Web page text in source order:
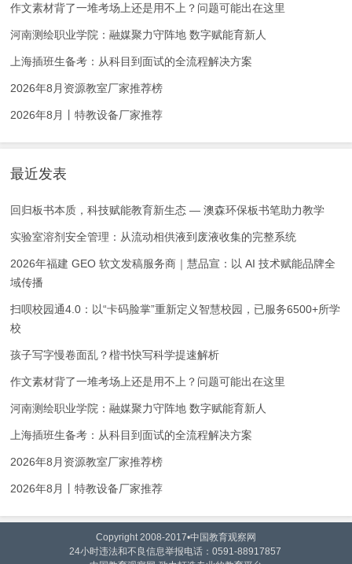
作文素材背了一堆考场上还是用不上？问题可能出在这里
河南测绘职业学院：融媒聚力守阵地 数字赋能育新人
上海插班生备考：从科目到面试的全流程解决方案
2026年8月资源教室厂家推荐榜
2026年8月丨特教设备厂家推荐
最近发表
回归板书本质，科技赋能教育新生态 — 澳森环保板书笔助力教学
实验室溶剂安全管理：从流动相供液到废液收集的完整系统
2026年福建 GEO 软文发稿服务商｜慧品宣：以 AI 技术赋能品牌全
域传播
扫呗校园通4.0：以“卡码脸掌”重新定义智慧校园，已服务6500+所学
校
孩子写字慢卷面乱？楷书快写科学提速解析
作文素材背了一堆考场上还是用不上？问题可能出在这里
河南测绘职业学院：融媒聚力守阵地 数字赋能育新人
上海插班生备考：从科目到面试的全流程解决方案
2026年8月资源教室厂家推荐榜
2026年8月丨特教设备厂家推荐
Copyright 2008-2017•中国教育观察网
24小时违法和不良信息举报电话：0591-88917857